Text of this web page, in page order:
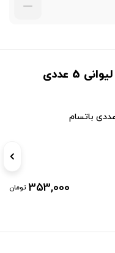
محصولات مرتبط با هات چاکلت لیوانی 5 عددی
353,000 تومان